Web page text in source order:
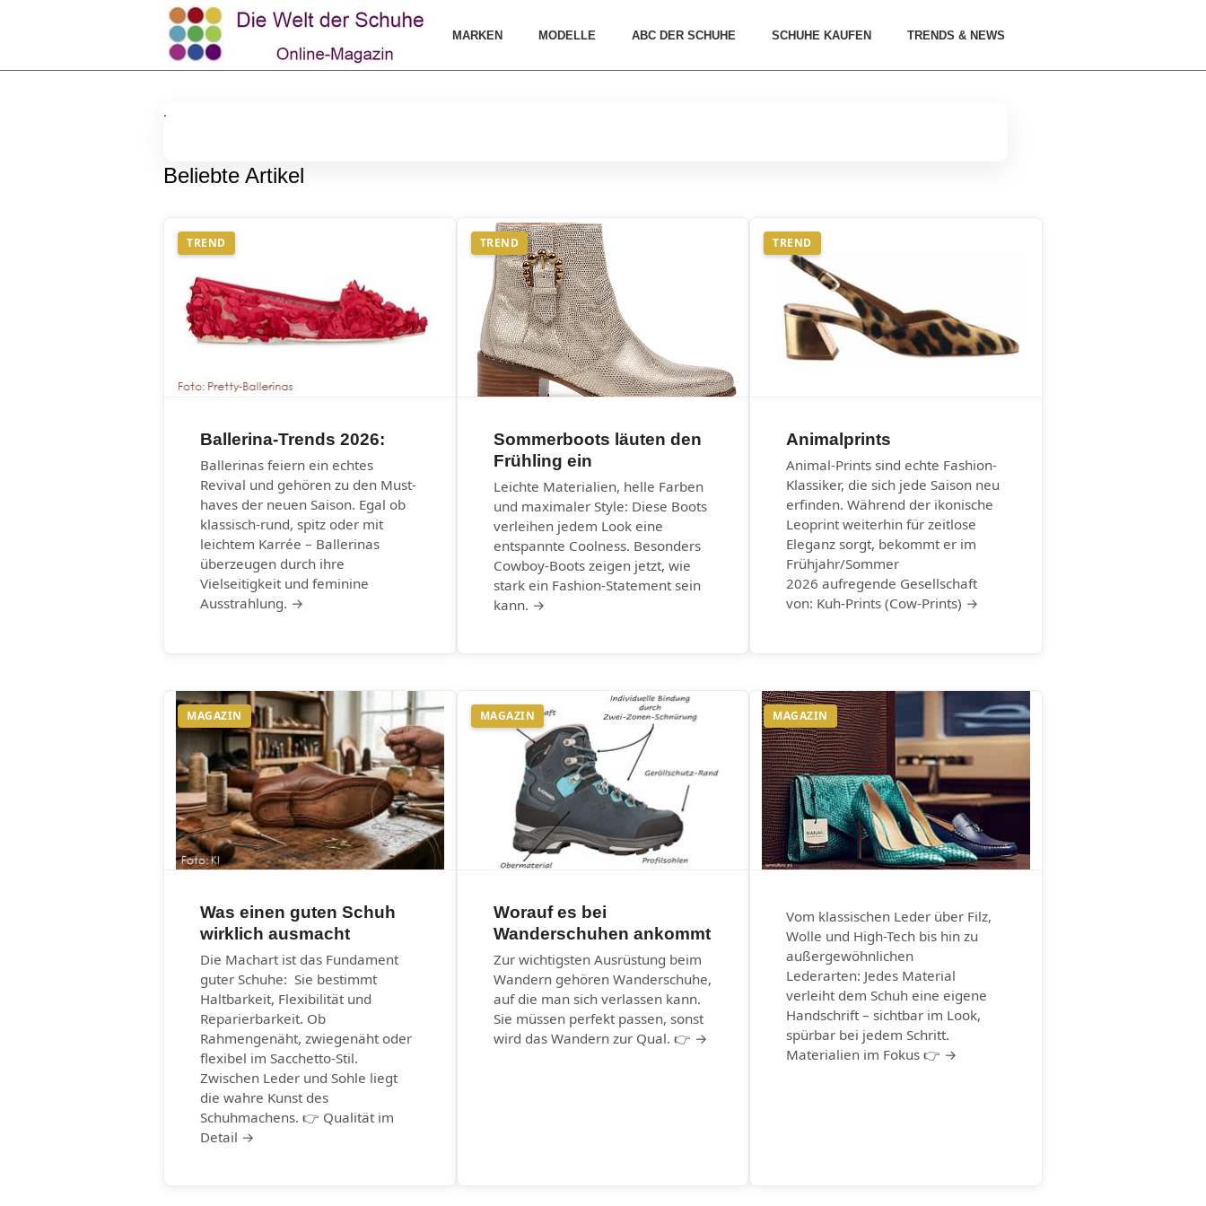
MARKEN MODELLE ABC DER SCHUHE SCHUHE KAUFEN TRENDS & NEWS
.
Beliebte Artikel
TREND
Ballerina-Trends 2026:
Ballerinas feiern ein echtes
Revival und gehören zu den Must-
haves der neuen Saison. Egal ob
klassisch-rund, spitz oder mit
leichtem Karrée – Ballerinas
überzeugen durch ihre
Vielseitigkeit und feminine
Ausstrahlung. →
TREND
Sommerboots läuten den
Frühling ein
Leichte Materialien, helle Farben
und maximaler Style: Diese Boots
verleihen jedem Look eine
entspannte Coolness. Besonders
Cowboy-Boots zeigen jetzt, wie
stark ein Fashion-Statement sein
kann. →
TREND
Animalprints
Animal-Prints sind echte Fashion-
Klassiker, die sich jede Saison neu
erfinden. Während der ikonische
Leoprint weiterhin für zeitlose
Eleganz sorgt, bekommt er im
Frühjahr/Sommer
2026 aufregende Gesellschaft
von: Kuh-Prints (Cow-Prints) →
MAGAZIN
Was einen guten Schuh
wirklich ausmacht
Die Machart ist das Fundament
guter Schuhe: Sie bestimmt
Haltbarkeit, Flexibilität und
Reparierbarkeit. Ob
Rahmengenäht, zwiegenäht oder
flexibel im Sacchetto-Stil.
Zwischen Leder und Sohle liegt
die wahre Kunst des
Schuhmachens. 👉 Qualität im
Detail →
MAGAZIN
Worauf es bei
Wanderschuhen ankommt
Zur wichtigsten Ausrüstung beim
Wandern gehören Wanderschuhe,
auf die man sich verlassen kann.
Sie müssen perfekt passen, sonst
wird das Wandern zur Qual. 👉 →
MAGAZIN
Vom klassischen Leder über Filz,
Wolle und High-Tech bis hin zu
außergewöhnlichen
Lederarten: Jedes Material
verleiht dem Schuh eine eigene
Handschrift – sichtbar im Look,
spürbar bei jedem Schritt.
Materialien im Fokus 👉 →